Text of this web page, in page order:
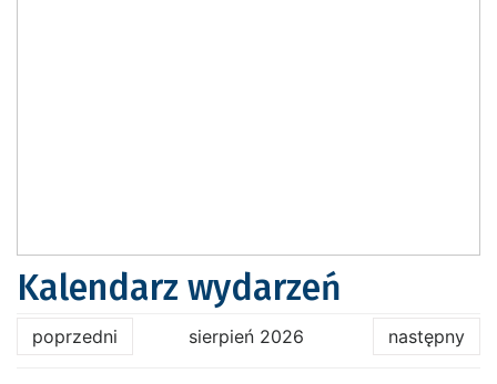
Kalendarz wydarzeń
poprzedni sierpień 2026 następny